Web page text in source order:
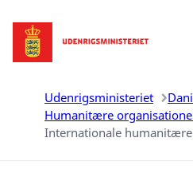
Gå til forsiden
Udenrigsministeriet
Humanitære
Internationale